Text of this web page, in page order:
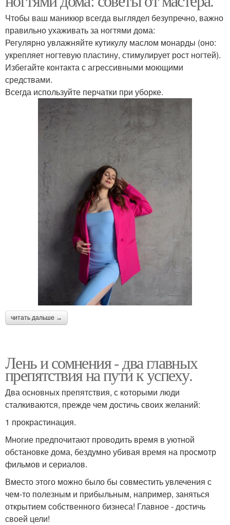
Чтобы ваш маникюр всегда выглядел безупречно, важно
правильно ухаживать за ногтями дома:
Регулярно увлажняйте кутикулу маслом монарды (оно:
укрепляет ногтевую пластину, стимулирует рост ногтей).
Избегайте контакта с агрессивными моющими
средствами.
Всегда используйте перчатки при уборке.
читать дальше →
Лень и сомнения - два главных
препятствия на пути к успеху.
Два основных препятствия, с которыми люди
сталкиваются, прежде чем достичь своих желаний:
1 прокрастинация.
Многие предпочитают проводить время в уютной
обстановке дома, бездумно убивая время на просмотр
фильмов и сериалов.
Вместо этого можно было бы совместить увлечения с
чем-то полезным и прибыльным, например, заняться
открытием собственного бизнеса! Главное - достичь
своей цели!